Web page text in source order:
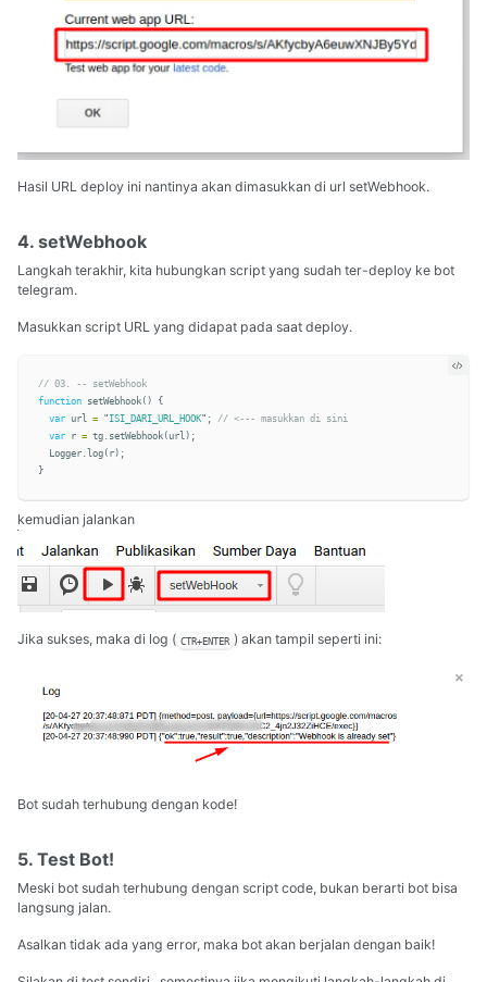
Hasil URL deploy ini nantinya akan dimasukkan di url setWebhook.
4. setWebhook
Langkah terakhir, kita hubungkan script yang sudah ter-deploy ke bot
telegram.
Masukkan script URL yang didapat pada saat deploy.
// 03. -- setWebhook
function setWebhook ()
{
var url = "ISI_DARI_URL_HOOK" ;
// <--- masukkan di sini
var r = tg . setWebhook (url);
Logger . log ( r);
}
kemudian jalankan
Jika sukses, maka di log ( CTR+ENTER ) akan tampil seperti ini:
Bot sudah terhubung dengan kode!
5. Test Bot!
Meski bot sudah terhubung dengan script code, bukan berarti bot bisa
langsung jalan.
Asalkan tidak ada yang error, maka bot akan berjalan dengan baik!